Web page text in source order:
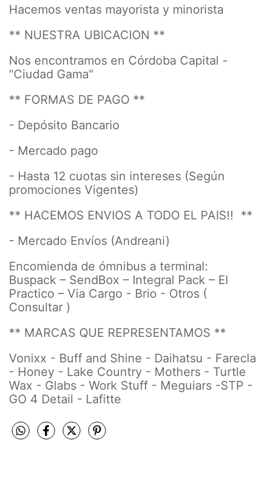
Hacemos ventas mayorista y minorista
** NUESTRA UBICACION **
Nos encontramos en Córdoba Capital -
"Ciudad Gama"
** FORMAS DE PAGO **
- Depósito Bancario
- Mercado pago
- Hasta 12 cuotas sin intereses (Según
promociones Vigentes)
** HACEMOS ENVIOS A TODO EL PAIS!! **
- Mercado Envíos (Andreani)
Encomienda de ómnibus a terminal:
Buspack – SendBox – Integral Pack – El
Practico – Via Cargo - Brio - Otros (
Consultar )
** MARCAS QUE REPRESENTAMOS **
Vonixx - Buff and Shine - Daihatsu - Farecla
- Honey - Lake Country - Mothers - Turtle
Wax - Glabs - Work Stuff - Meguiars -STP -
GO 4 Detail - Lafitte